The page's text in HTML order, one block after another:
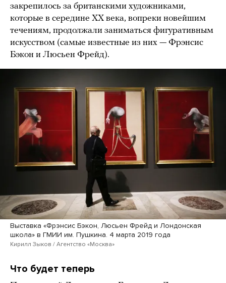
закрепилось за британскими художниками,
которые в середине XX века, вопреки новейшим
течениям, продолжали заниматься фигуративным
искусством (самые известные из них — Фрэнсис
Бэкон и Люсьен Фрейд).
Выставка «Фрэнсис Бэкон, Люсьен Фрейд и Лондонская
школа» в ГМИИ им. Пушкина. 4 марта 2019 года
Кирилл Зыков / Агентство «Москва»
Что будет теперь